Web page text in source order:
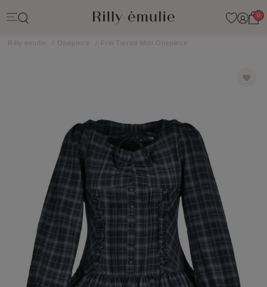
0
Rilly emulie Onepiece Frill Tiered Mini Onepiece